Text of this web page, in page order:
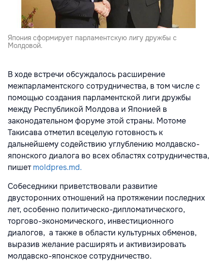
Япония сформирует парламентскую лигу дружбы с
Молдовой.
В ходе встречи обсуждалось расширение
межпарламентского сотрудничества, в том числе с
помощью создания парламентской лиги дружбы
между Республикой Молдова и Японией в
законодательном форуме этой страны. Мотоме
Такисава отметил всецелую готовность к
дальнейшему содействию углублению молдавско-
японского диалога во всех областях сотрудничества,
пишетmoldpres.md.
Собеседники приветствовали развитие
двусторонних отношений на протяжении последних
лет, особенно политическо-дипломатического,
торгово-экономического, инвестиционного
диалогов, а также в области культурных обменов,
выразив желание расширять и активизировать
молдавско-японское сотрудничество.